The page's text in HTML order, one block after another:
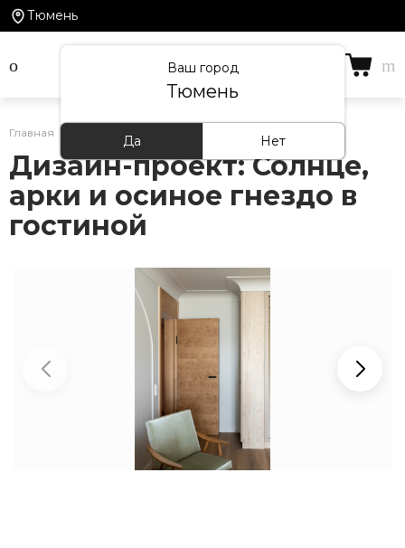
Тюмень
Ваш город
Тюмень
Да Нет
Главная Проекты
Дизайн-проект: Солнце,
арки и осиное гнездо в
гостиной